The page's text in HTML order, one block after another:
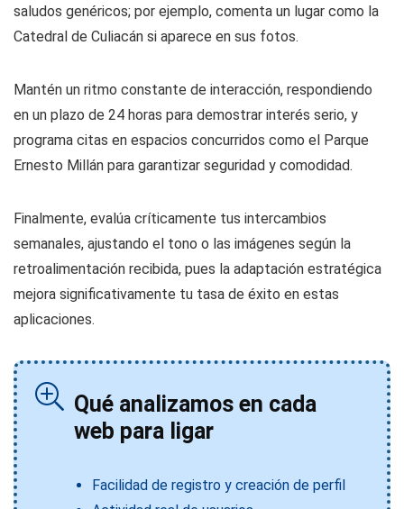
saludos genéricos; por ejemplo, comenta un lugar como la
Catedral de Culiacán si aparece en sus fotos.
Mantén un ritmo constante de interacción, respondiendo
en un plazo de 24 horas para demostrar interés serio, y
programa citas en espacios concurridos como el Parque
Ernesto Millán para garantizar seguridad y comodidad.
Finalmente, evalúa críticamente tus intercambios
semanales, ajustando el tono o las imágenes según la
retroalimentación recibida, pues la adaptación estratégica
mejora significativamente tu tasa de éxito en estas
aplicaciones.
Qué analizamos en cada
web para ligar
Facilidad de registro y creación de perfil